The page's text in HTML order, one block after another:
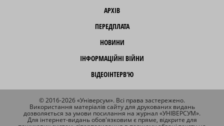
АРХІВ
ПЕРЕДПЛАТА
НОВИНИ
ІНФОРМАЦІЙНІ ВІЙНИ
ВІДЕОІНТЕРВ'Ю
© 2016-2026 «Універсум». Всі права застережено.
Використання матеріалів сайту для друкованих видань
дозволяється за умови посилання на журнал «УНІВЕРСУМ».
Для інтернет-видань обов'язковим є пряме, відкрите для